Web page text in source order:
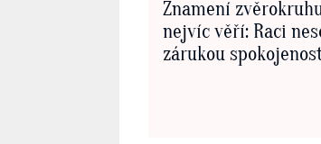
Znamení
nejvíc věří: Raci
zárukou